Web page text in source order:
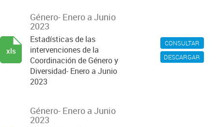
CONSULTAR
DESCARGAR
Género- Enero a Junio
2023
Estadísticas de las
intervenciones de la
Coordinación de Género y
Diversidad- Enero a Junio
2023
xls
Género- Enero a Junio
2023